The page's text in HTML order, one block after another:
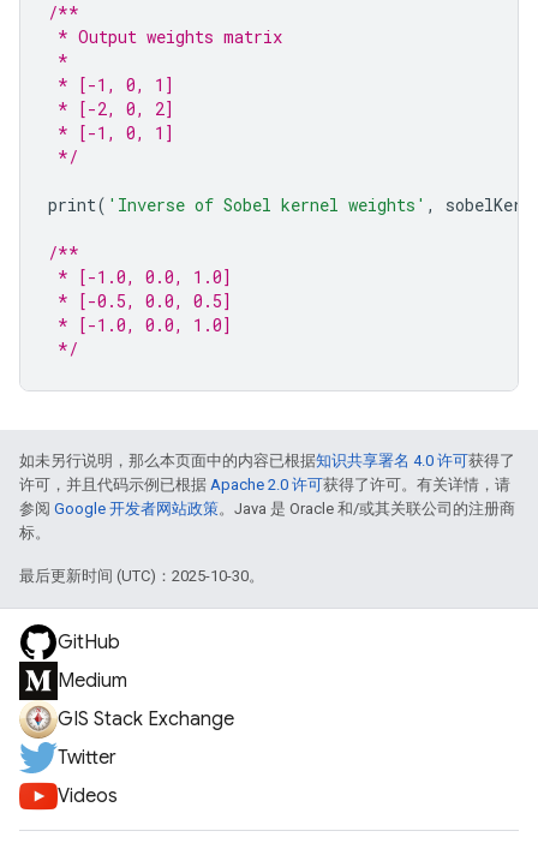
/**
* Output weights matrix
*
* [-1, 0, 1]
* [-2, 0, 2]
* [-1, 0, 1]
*/
print( 'Inverse of Sobel kernel weights' ,
/**
* [-1.0, 0.0, 1.0]
* [-0.5, 0.0, 0.5]
* [-1.0, 0.0, 1.0]
*/
如未另行说明，那么本页面中的内容已根据知识共享署名 4.0 许可获得了
许可，并且代码示例已根据 Apache 2.0 许可获得了许可。有关详情，请
参阅 Google 开发者网站政策。Java 是 Oracle 和/或其关联公司的注册商
标。
最后更新时间 (UTC)：2025-10-30。
GitHub
Medium
GIS Stack Exchange
Twitter
Videos